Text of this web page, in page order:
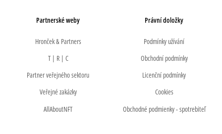
Partnerské weby
Hronček & Partners
T | R | C
Partner veřejného sektoru
Veřejné zakázky
AllAboutNFT
Právní doložky
Podmínky užívání
Obchodní podmínky
Licenční podmínky
Cookies
Obchodné podmienky - spotrebiteľ